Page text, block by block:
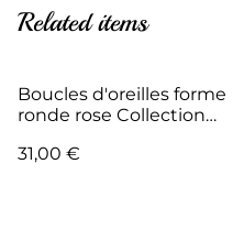
Related items
Boucles d'oreilles forme
ronde rose Collection
31,00 €